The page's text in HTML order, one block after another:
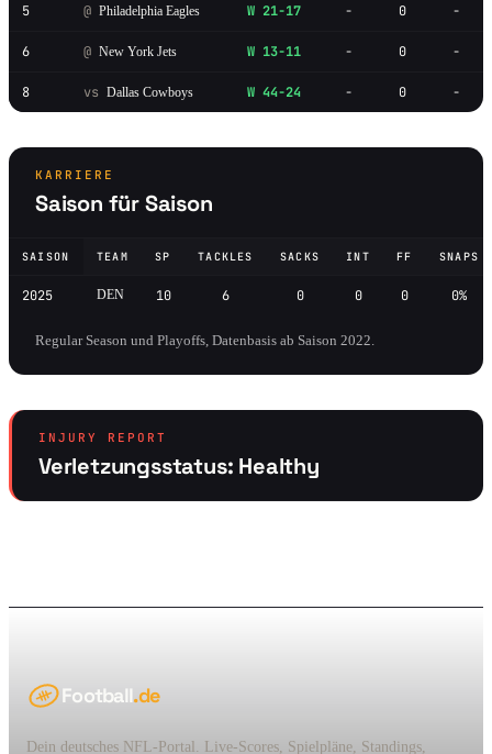
5 @ Philadelphia Eagles W 21-17 - 0 -
6 @ New York Jets W 13-11 - 0 -
8 vs Dallas Cowboys W 44-24 - 0 -
KARRIERE
Saison für Saison
SAISON TEAM SP TACKLES SACKS INT FF SNAPS
2025 DEN 10 6 0 0 0 0%
Regular Season und Playoffs, Datenbasis ab Saison 2022.
INJURY REPORT
Verletzungsstatus: Healthy
Football.de
Dein deutsches NFL-Portal. Live-Scores, Spielpläne, Standings,